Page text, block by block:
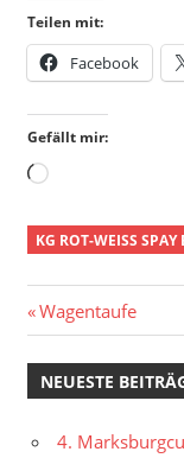
Teilen mit:
Facebook
Gefällt mir:
Wird
KG ROT-WEISS SPAY
Vorheriger
Beitrag:
Wagentaufe
NEUESTE
4.